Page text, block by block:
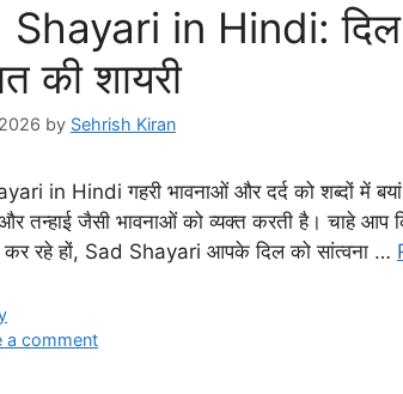
Shayari in Hindi: दिल
की शायरी
by Sehrish Kiran
in Hindi गहरी भावनाओं और दर्द को शब्दों में
तन्हाई जैसी भावनाओं को व्यक्त करती है। चाहे आप
कर रहे हों, Sad Shayari आपके दिल को सांत्वना …
a comment